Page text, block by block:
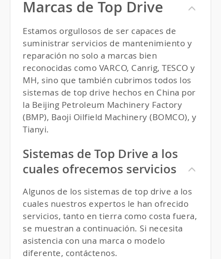
Marcas de Top Drive
Estamos orgullosos de ser capaces de
suministrar servicios de mantenimiento y
reparación no solo a marcas bien
reconocidas como VARCO, Canrig, TESCO y
MH, sino que también cubrimos todos los
sistemas de top drive hechos en China por
la Beijing Petroleum Machinery Factory
(BMP), Baoji Oilfield Machinery (BOMCO), y
Tianyi.
Sistemas de Top Drive a los
cuales ofrecemos servicios
Algunos de los sistemas de top drive a los
cuales nuestros expertos le han ofrecido
servicios, tanto en tierra como costa fuera,
se muestran a continuación. Si necesita
asistencia con una marca o modelo
diferente, contáctenos.